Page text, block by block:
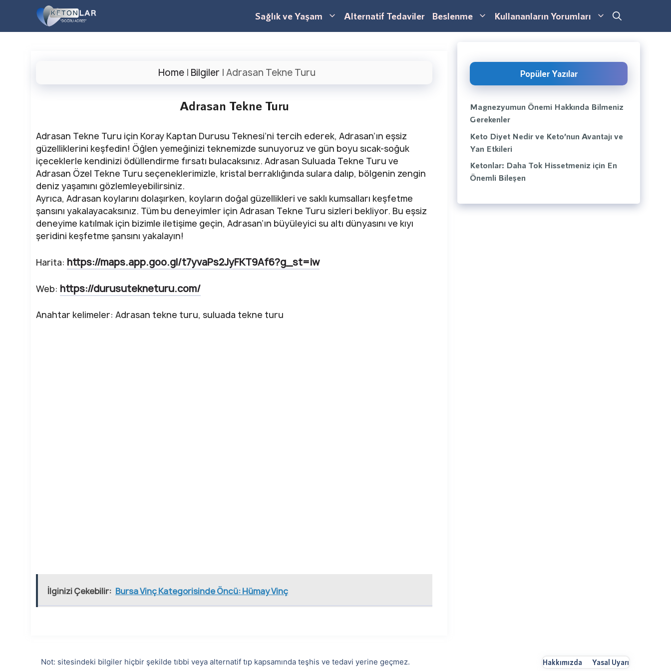
Sağlık ve Yaşam Alternatif Tedaviler Beslenme Kullananların Yorumları
Home| Bilgiler | Adrasan Tekne Turu
Adrasan Tekne Turu
Adrasan Tekne Turu için Koray Kaptan Durusu Teknesi’ni tercih ederek, Adrasan’ın eşsiz
güzelliklerini keşfedin! Öğlen yemeğinizi teknemizde sunuyoruz ve gün boyu sıcak-soğuk
içeceklerle kendinizi ödüllendirme fırsatı bulacaksınız. Adrasan Suluada Tekne Turu ve
Adrasan Özel Tekne Turu seçeneklerimizle, kristal berraklığında sulara dalıp, bölgenin zengin
deniz yaşamını gözlemleyebilirsiniz.
Ayrıca, Adrasan koylarını dolaşırken, koyların doğal güzellikleri ve saklı kumsalları keşfetme
şansını yakalayacaksınız. Tüm bu deneyimler için Adrasan Tekne Turu sizleri bekliyor. Bu eşsiz
deneyime katılmak için bizimle iletişime geçin, Adrasan’ın büyüleyici su altı dünyasını ve kıyı
şeridini keşfetme şansını yakalayın!
Harita: https://maps.app.goo.gl/t7yvaPs2JyFKT9Af6?g_st=iw
Web: https://durusutekneturu.com/
Anahtar kelimeler: Adrasan tekne turu, suluada tekne turu
İlginizi Çekebilir: Bursa Vinç Kategorisinde Öncü: Hümay Vinç
Popüler Yazılar
Magnezyumun Önemi Hakkında Bilmeniz
Gerekenler
Keto Diyet Nedir ve Keto’nun Avantajı ve
Yan Etkileri
Ketonlar: Daha Tok Hissetmeniz için En
Önemli Bileşen
Hakkımızda Yasal Uyarı
Not: sitesindeki bilgiler hiçbir şekilde tıbbi veya alternatif tıp kapsamında teşhis ve tedavi yerine geçmez.